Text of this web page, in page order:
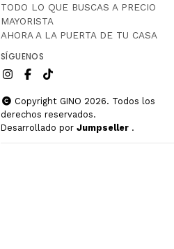
TODO LO QUE BUSCAS A PRECIO
MAYORISTA
AHORA A LA PUERTA DE TU CASA
SÍGUENOS
Copyright GINO 2026. Todos los
derechos reservados.
Desarrollado por Jumpseller .